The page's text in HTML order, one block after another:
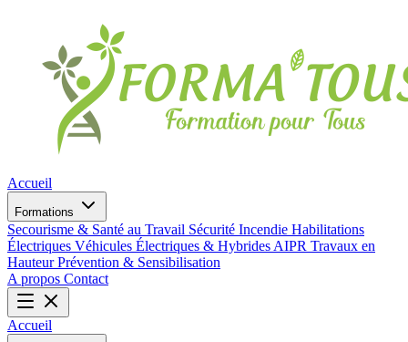
Accueil
Formations
Secourisme & Santé au Travail Sécurité Incendie Habilitations
Électriques Véhicules Électriques & Hybrides AIPR Travaux en
HauteurPrévention & Sensibilisation
A propos Contact
Accueil